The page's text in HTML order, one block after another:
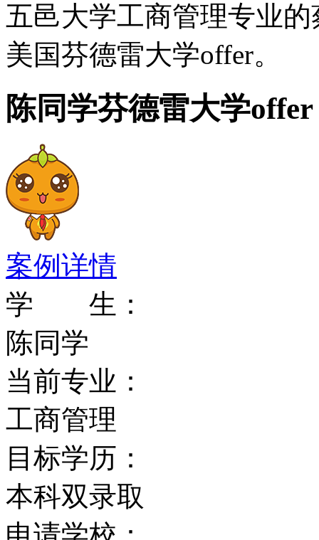
五邑大学工商管理专业
美国芬德雷大学offer。
陈同学芬德雷大学offer
案例详情
学 生：
陈同学
当前专业：
工商管理
目标学历：
本科双录取